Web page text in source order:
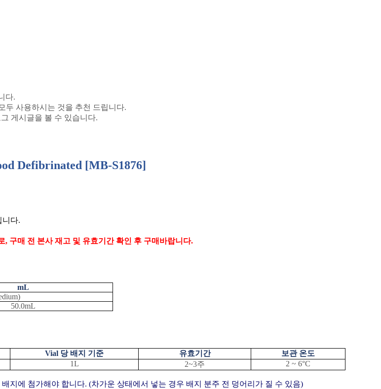
다.
두 사용하시는 것을 추천 드립니다.
게시글을 볼 수 있습니다.
Defibrinated [MB-S1876]
니다.
, 구매 전 본사 재고 및 유효기간 확인 후 구매바랍니다.
mL
50.0mL
Vial 당 배지 기준 유효기간
보관 온도
1L 2~3주 2 ~ 6°C
지에 첨가해야 합니다. (차가운 상태에서 넣는 경우 배지 분주 전 덩어리가 질 수 있음)